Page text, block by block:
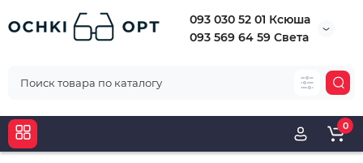
093 030 52 01 Ксюша
093 569 64 59 Света
0